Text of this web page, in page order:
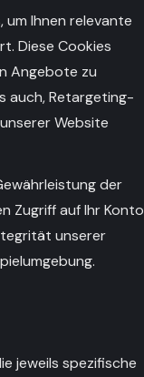
um Ihnen relevante
Diese Cookies
Angebote zu
auch, Retargeting-
Website
der
Zugriff auf Ihr Konto
unserer
jeweils spezifische